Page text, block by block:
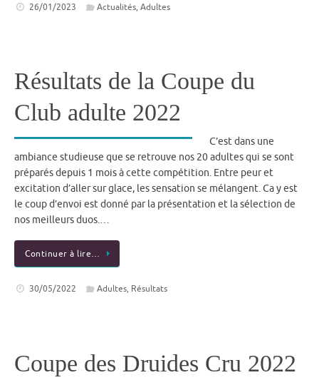
26/01/2023 Actualités,Adultes
Résultats de la Coupe du
Club adulte 2022
C’est dans une
ambiance studieuse que se retrouve nos 20 adultes qui se sont
préparés depuis 1 mois à cette compétition. Entre peur et
excitation d’aller sur glace, les sensation se mélangent. Ca y est
le coup d’envoi est donné par la présentation et la sélection de
nos meilleurs duos.…
Continuer à lire…
30/05/2022 Adultes, Résultats
Coupe des Druides Cru 2022